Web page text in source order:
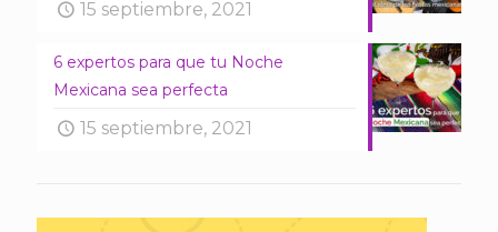
15 septiembre, 2021
6 expertos para que tu Noche
Mexicana sea perfecta
15 septiembre, 2021